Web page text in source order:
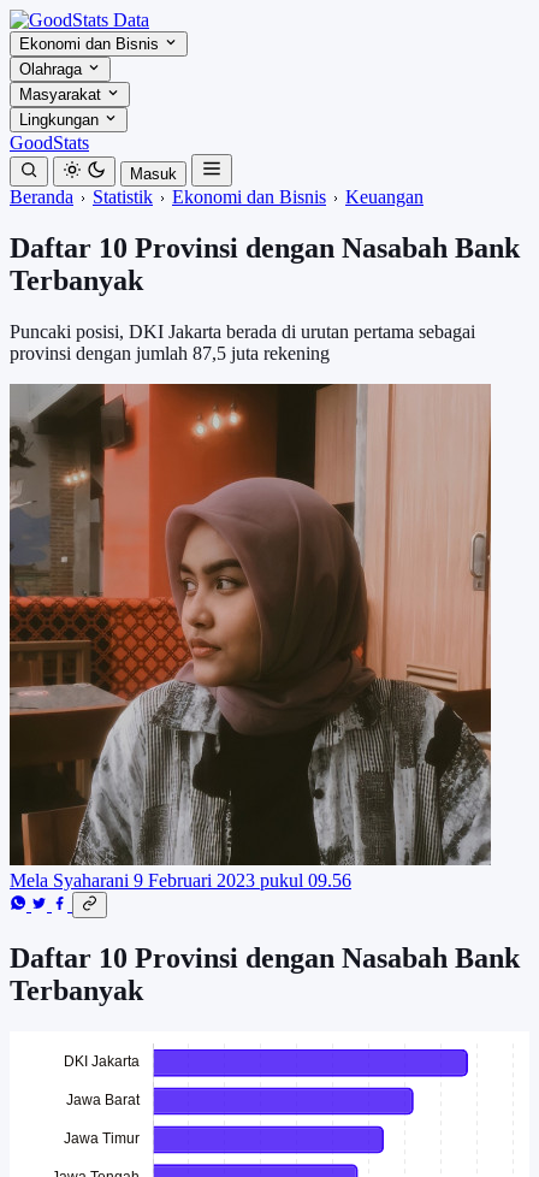
Ekonomi dan Bisnis
Olahraga
Masyarakat
Lingkungan
GoodStats
Masuk
Beranda Statistik Ekonomi dan Bisnis Keuangan
Daftar 10 Provinsi dengan Nasabah Bank
Terbanyak
Puncaki posisi, DKI Jakarta berada di urutan pertama sebagai
provinsi dengan jumlah 87,5 juta rekening
Mela Syaharani 9 Februari 2023 pukul 09.56
Daftar 10 Provinsi dengan Nasabah Bank
Terbanyak